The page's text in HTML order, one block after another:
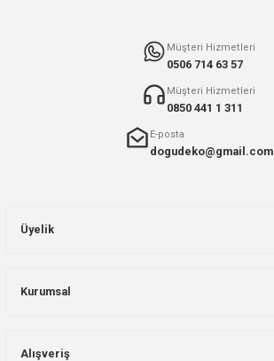
Müşteri Hizmetleri
0506 714 63 57
Müşteri Hizmetleri
0850 441 1 311
E-posta
dogudeko@gmail.com
Üyelik
Kurumsal
Alışveriş